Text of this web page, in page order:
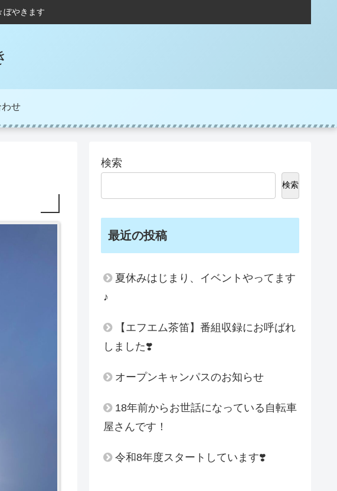
ぼやきます
わせ
検索
検索
最近の投稿
夏休みはじまり、イベントやってます
♪
【エフエム茶笛】番組収録にお呼ばれ
しました❣️
オープンキャンパスのお知らせ
18年前からお世話になっている自転車
屋さんです！
令和8年度スタートしています❣️